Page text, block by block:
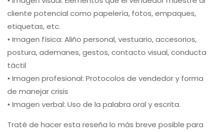
cliente potencial como papelería, fotos, empaques,
etiquetas, etc.
• Imagen física: Aliño personal, vestuario, accesorios,
postura, ademanes, gestos, contacto visual, conducta
táctil
• Imagen profesional: Protocolos de vendedor y forma
de manejar crisis
• Imagen verbal: Uso de la palabra oral y escrita.
Traté de hacer esta reseña lo más breve posible para